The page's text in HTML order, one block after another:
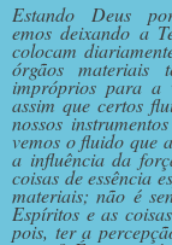
Estando Deus por
emos deixando a
colocam
órgãos materiais
impróprios para a
assim que certos
nossos
vemos o fluido que
a influência da
coisas de essência
materiais; não é
Espíritos e as
pois, ter a